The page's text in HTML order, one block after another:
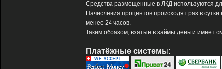
Средства размещенные в ЛКД используются
Начисления процентов происходят раз в
менее 24 часов.
Таким образом, взятые в займы деньги имеет
Платёжные системы: